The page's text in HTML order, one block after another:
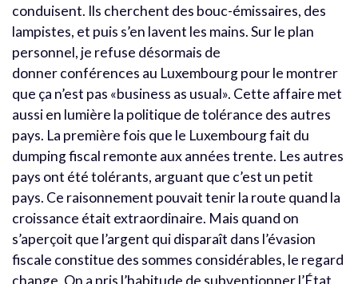
conduisent. Ils cherchent des bouc-émissaires, des
lampistes, et puis s’en lavent les mains. Sur le plan
personnel, je refuse désormais de
donner conférences au Luxembourg pour le montrer
que ça n’est pas «business as usual». Cette affaire met
aussi en lumière la politique de tolérance des autres
pays. La première fois que le Luxembourg fait du
dumping fiscal remonte aux années trente. Les autres
pays ont été tolérants, arguant que c’est un petit
pays. Ce raisonnement pouvait tenir la route quand la
croissance était extraordinaire. Mais quand on
s’aperçoit que l’argent qui disparaît dans l’évasion
fiscale constitue des sommes considérables, le regard
change. On a pris l’habitude de subventionner l’État